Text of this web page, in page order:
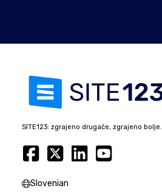
SITE123: zgrajeno drugače, zgrajeno bolje.
Slovenian